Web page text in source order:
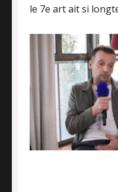
le 7e art ait si